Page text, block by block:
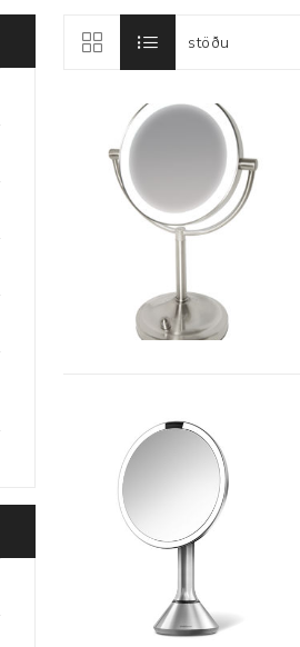
Aðrar vörur
Ljós og öryggi